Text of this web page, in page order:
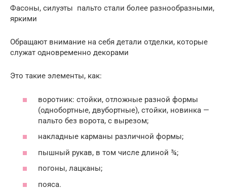
Фасоны, силуэты пальто стали более разнообразными,
яркими
Обращают внимание на себя детали отделки, которые
служат одновременно декорами
Это такие элементы, как:
воротник: стойки, отложные разной формы
(однобортные, двубортные), стойки, новинка —
пальто без ворота, с вырезом;
накладные карманы различной формы;
пышный рукав, в том числе длиной ¾;
погоны, лацканы;
пояса.